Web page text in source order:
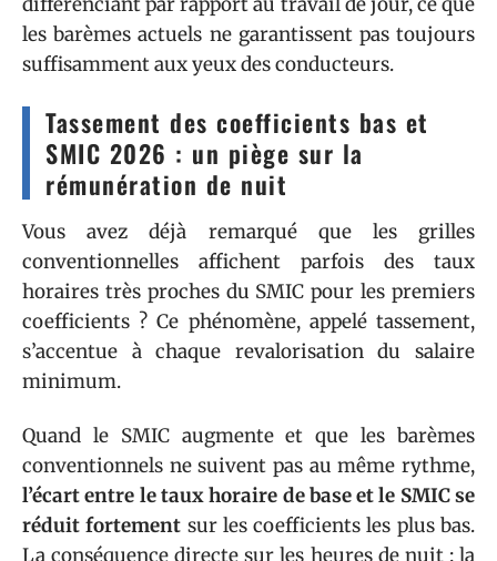
les barèmes actuels ne garantissent pas toujours
suffisamment aux yeux des conducteurs.
Tassement des coefficients bas et
SMIC 2026 : un piège sur la
rémunération de nuit
Vous avez déjà remarqué que les grilles
conventionnelles affichent parfois des taux
horaires très proches du SMIC pour les premiers
coefficients ? Ce phénomène, appelé tassement,
s’accentue à chaque revalorisation du salaire
minimum.
Quand le SMIC augmente et que les barèmes
conventionnels ne suivent pas au même rythme,
l’écart entre le taux horaire de base et le SMIC se
réduit fortement sur les coefficients les plus bas.
La conséquence directe sur les heures de nuit : la